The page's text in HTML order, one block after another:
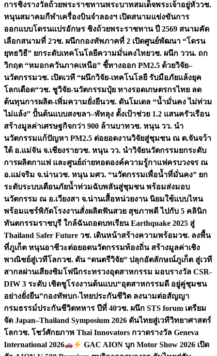
การชิงรางวัลถ้วยพระราชทานพระบาทสมเด็จพระเจ้าอยู่หัววช.
หนุนสมาคมกีฬาเครื่องบินจำลองฯ เปิดสนามแข่งขันการ
ออกแบบโดรนแปรอักษร ชิงถ้วยพระราชทาน ปี 2569 สนามคัด
เลือกสนามที่ 2วช. ผนึกกองทัพภาคที่ 2 เปิดศูนย์พัฒนา “โดรน
ยุทธวิธี” ยกระดับเทคโนโลยีความมั่นคงไทยวช. ผนึก ววน. ถก
วิกฤต “หมอกควันภาคเหนือ” ชี้ทางออก PM2.5 ด้วยวิจัย–
นวัตกรรมวช. เปิดเวที “ผนึกวิจัย-เทคโนโลยี รับมือภัยแล้งยุค
โลกเดือด“วช. ชูวิจัย-นวัตกรรมปุ๋ย ทางรอดเกษตรกรไทย ลด
ต้นทุนการผลิต-เพิ่มความยั่งยืนวช. ดันโมเดล “น้ำมั่นคง ไม่ท่วม
ไม่แล้ง” ปั้นต้นแบบสงขลา–พัทลุง ตั้งเป้าช่วย 1.2 แสนครัวเรือน
สร้างมูลค่าเศรษฐกิจกว่า 900 ล้านบาทวช. หนุน วว. นำ
นวัตกรรมแก้ปัญหา PM2.5 ต่อยอดงานวิจัยสู่ชุมชน ณ ต.จันจว้า
ใต้ อ.แม่จัน จ.เชียงรายวช. หนุน วว. นำวิจัยนวัตกรรมยกระดับ
การผลิตกาแฟ และศูนย์ถ่ายทอดองค์ความรู้กาแฟครบวงจร ณ
อ.แม่จริม จ.น่านวช. หนุน มศว. “นวัตกรรมเพื่อน้ำที่มั่นคง” ยก
ระดับระบบเตือนภัยน้ำท่วมฉับพลันสู่ชุมชน พร้อมส่งมอบ
นวัตกรรม ณ อ.เวียงสา จ.น่านเสื้อหน่วยงาน นิยมใช้แบบไหน
พร้อมแชร์พิกัดโรงงานสั่งผลิตฟันสวย สุขภาพดี ไปกับ 5 คลินิก
ทันตกรรมราชบุรี ใกล้ฉันถอดบทเรียน Earthquake 2025 สู่
Thailand Safer Future วช. เดินหน้าสร้างความพร้อมวช. ลงพื้น
ที่ภูเก็ต หนุนอาชีวะต่อยอดนวัตกรรมท้องถิ่น สร้างมูลค่าเชิง
พาณิชย์สู่เวทีโลกวช. ดัน “ดนตรีวิจัย” ปลุกอัตลักษณ์ภูเก็ต สู่เวที
สากลผ่านเสียงซิมโฟนีกระทรวงอุตสาหกรรม มอบรางวัล CSR-
DIW 3 ระดับ เชิดชูโรงงานต้นแบบ“อุตสาหกรรมดี อยู่คู่ชุมชน
อย่างยั่งยืน”กองทัพบก-ไทยประกันชีวิต ลงนามต่อสัญญา
กรมธรรม์ประกันชีวิตทหาร ปีที่ 40วช. ผนึก STS forum เตรียม
จัด Japan–Thailand Symposium 2026 ดันไทยสู่เวทีวิทยาศาสตร์
โลกวช. โชว์ศักยภาพ Thai Innovators กวาดรางวัล Geneva
International 2026
GAC AION บุก Motor Show 2026 เปิด